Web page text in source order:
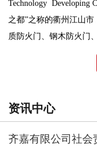
Technology Developing
之都”之称的衢州江山
质防火门、钢木防火门
资讯中心
齐嘉有限公司社会